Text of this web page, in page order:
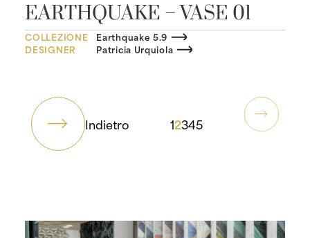
EARTHQUAKE – VASE 01
COLLEZIONE
Earthquake 5.9
DESIGNER
Patricia Urquiola
12345